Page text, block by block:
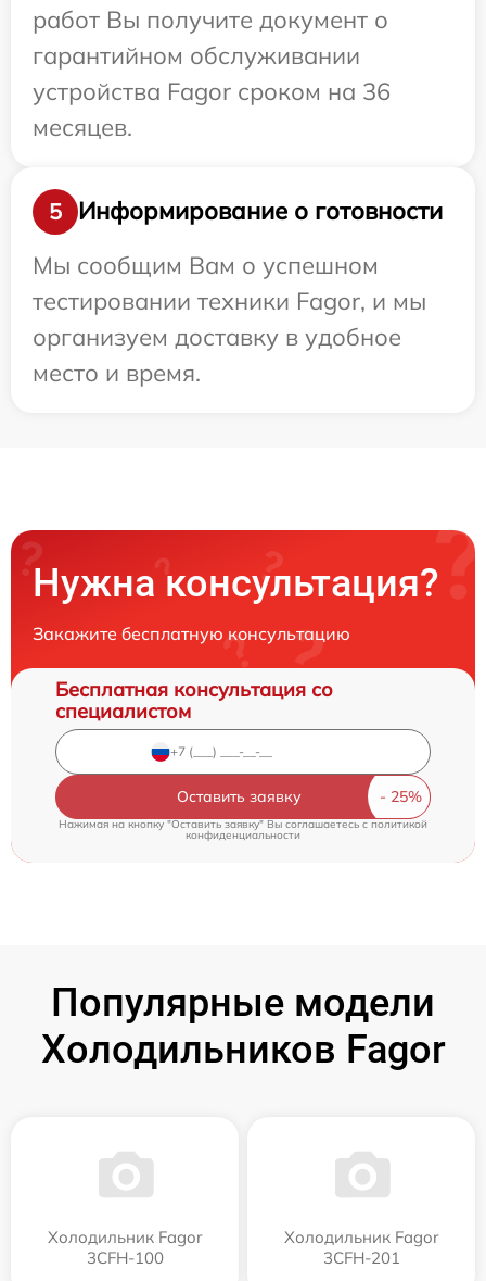
работ Вы получите документ о
гарантийном обслуживании
устройства Fagor сроком на 36
месяцев.
5
Информирование о готовности
Мы сообщим Вам о успешном
тестировании техники Fagor, и мы
организуем доставку в удобное
место и время.
Нужна консультация?
Закажите бесплатную консультацию
Бесплатная консультация со
специалистом
Оставить заявку
Нажимая на кнопку "Оставить заявку" Вы соглашаетесь cполитикой
конфиденциальности
Популярные модели
Холодильников Fagor
Холодильник Fagor
3CFH-100
Холодильник Fagor
3CFH-201